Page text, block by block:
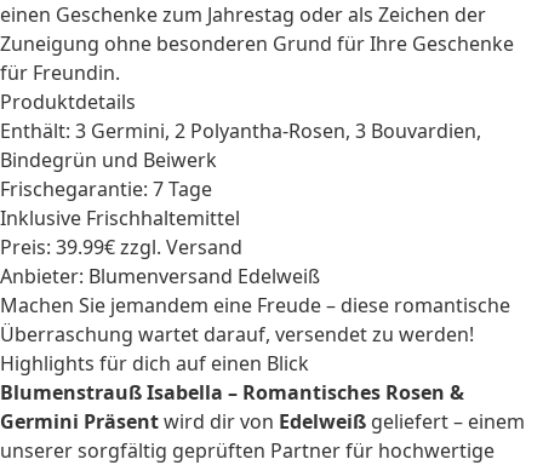
einen Geschenke zum Jahrestag oder als Zeichen der
Zuneigung ohne besonderen Grund für Ihre Geschenke
für Freundin.
Produktdetails
Enthält: 3 Germini, 2 Polyantha-Rosen, 3 Bouvardien,
Bindegrün und Beiwerk
Frischegarantie: 7 Tage
Inklusive Frischhaltemittel
Preis: 39.99€ zzgl. Versand
Anbieter: Blumenversand Edelweiß
Machen Sie jemandem eine Freude – diese romantische
Überraschung wartet darauf, versendet zu werden!
Highlights für dich auf einen Blick
Blumenstrauß Isabella – Romantisches Rosen &
Germini Präsentwird dir von Edelweiß geliefert – einem
unserer sorgfältig geprüften Partner für hochwertige